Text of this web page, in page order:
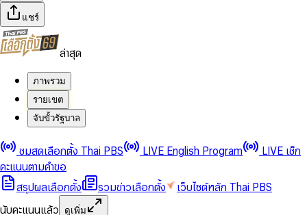
แชร์
ล่าสุด
ภาพรวม
รายเขต
จับขั้วรัฐบาล
ชมสดเลือกตั้ง Thai PBS LIVE English Program
LIVE เช็ก
คะแนนตามคำขอ
สรุปผลเลือกตั้ง
รวมข่าวเลือกตั้ง
เว็บไซต์หลัก Thai PBS
นับคะแนนแล้ว
ดูเพิ่ม
0
1
0
1
2
3
4
5
0
1
2
4
0
1
3
0
2
3